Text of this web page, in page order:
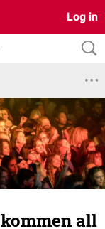
Log in
all